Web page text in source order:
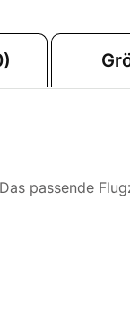
passende